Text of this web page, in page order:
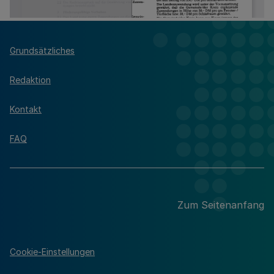
Grundsätzliches
Redaktion
Kontakt
FAQ
Zum Seitenanfang
Cookie-Einstellungen